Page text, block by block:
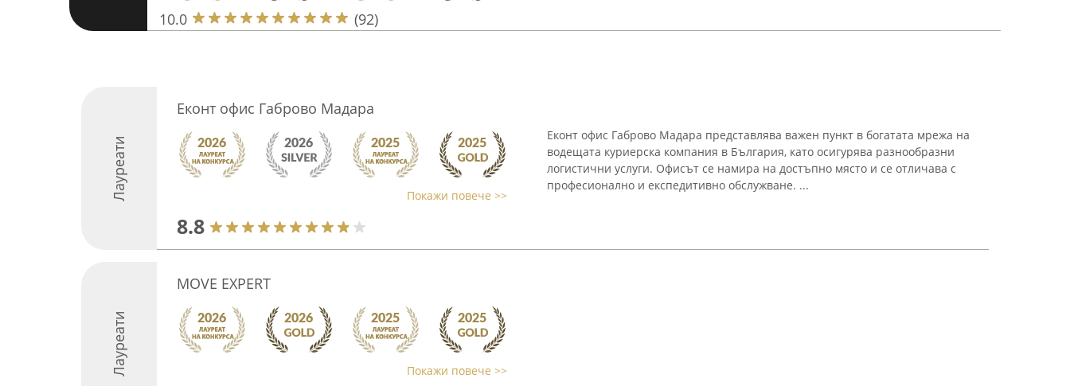
10.0 (92)
Лауреати
Еконт офис Габрово Мадара
Покажи повече >>
8.8
Еконт офис Габрово Мадара представлява важен пункт в богатата мрежа на
водещата куриерска компания в България, като осигурява разнообразни
логистични услуги. Офисът се намира на достъпно място и се отличава с
професионално и експедитивно обслужване. ...
Лауреати
MOVE EXPERT
Покажи повече >>